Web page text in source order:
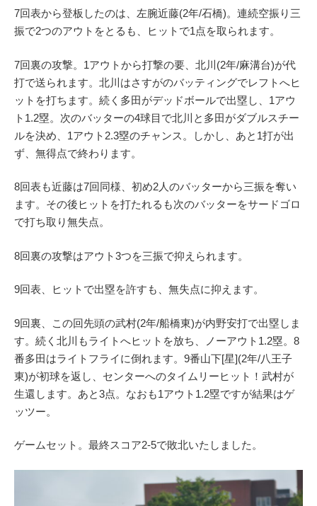
7回表から登板したのは、左腕近藤(2年/石橋)。連続空振り三
振で2つのアウトをとるも、ヒットで1点を取られます。
7回裏の攻撃。1アウトから打撃の要、北川(2年/麻溝台)が代
打で送られます。北川はさすがのバッティングでレフトへヒ
ットを打ちます。続く多田がデッドボールで出塁し、1アウ
ト1.2塁。次のバッターの4球目で北川と多田がダブルスチー
ルを決め、1アウト2.3塁のチャンス。しかし、あと1打が出
ず、無得点で終わります。
8回表も近藤は7回同様、初め2人のバッターから三振を奪い
ます。その後ヒットを打たれるも次のバッターをサードゴロ
で打ち取り無失点。
8回裏の攻撃はアウト3つを三振で抑えられます。
9回表、ヒットで出塁を許すも、無失点に抑えます。
9回裏、この回先頭の武村(2年/船橋東)が内野安打で出塁しま
す。続く北川もライトへヒットを放ち、ノーアウト1.2塁。8
番多田はライトフライに倒れます。9番山下[星](2年/八王子
東)が初球を返し、センターへのタイムリーヒット！武村が
生還します。あと3点。なおも1アウト1.2塁ですが結果はゲ
ッツー。
ゲームセット。最終スコア2-5で敗北いたしました。